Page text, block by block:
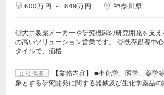
600万円 ～ 849万円 神奈川県
◎大手製薬メーカーや研究機関の研究開発を支え
の高いソリューション営業です。 ◎既存顧客中
タイルで、価格…
会社概要
【業務内容】 ■生化学、医学、薬学
象とする研究開発に関する器械及び生化学薬品